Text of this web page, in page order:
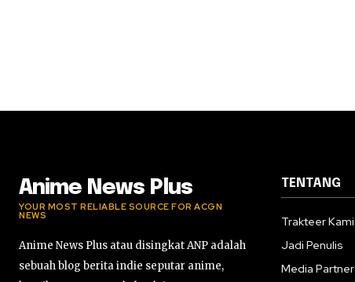
Anime News Plus
YOUR MOST RELIABLE SOURCE FOR ACGN
NEWS
Anime News Plus atau disingkat ANP adalah
sebuah blog berita indie seputar anime,
TENTANG
Trakteer Kami
Jadi Penulis
Media Partner